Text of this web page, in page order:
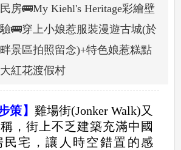
房🚌My Kiehl's Heritage彩繪壁
🚌穿上小娘惹服裝漫遊古城(於
景區拍照留念)+特色娘惹糕點
紅花渡假村
策】 雞場街(Jonker Walk)又
，街上不乏建築充滿中國
民宅，讓人時空錯置的感